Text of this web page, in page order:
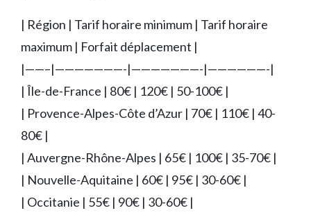
| Région | Tarif horaire minimum | Tarif horaire
maximum | Forfait déplacement |
|——–|———————-|———————-|——————-|
| Île-de-France | 80€ | 120€ | 50-100€ |
| Provence-Alpes-Côte d’Azur | 70€ | 110€ | 40-
80€ |
| Auvergne-Rhône-Alpes | 65€ | 100€ | 35-70€ |
| Nouvelle-Aquitaine | 60€ | 95€ | 30-60€ |
| Occitanie | 55€ | 90€ | 30-60€ |